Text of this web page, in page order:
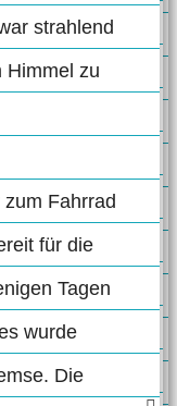
strahlend
Himmel zu
Fahrrad
für die
Tagen
wurde
Die